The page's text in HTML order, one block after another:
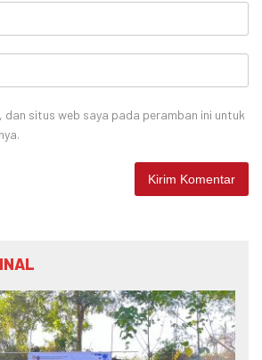
dan situs web saya pada peramban ini untuk